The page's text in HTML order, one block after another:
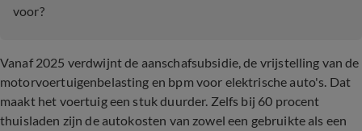
voor?
Vanaf 2025 verdwijnt de aanschafsubsidie, de vrijstelling van de
motorvoertuigenbelasting en bpm voor elektrische auto's. Dat
maakt het voertuig een stuk duurder. Zelfs bij 60 procent
thuisladen zijn de autokosten van zowel een gebruikte als een